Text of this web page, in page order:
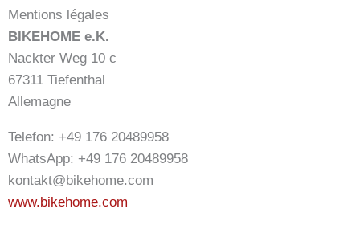
Mentions légales
BIKEHOME e.K.
Nackter Weg 10 c
67311 Tiefenthal
Allemagne
Telefon: +49 176 20489958
WhatsApp: +49 176 20489958
kontakt@bikehome.com
www.bikehome.com